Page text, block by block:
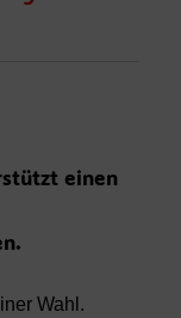
einen
Wahl.